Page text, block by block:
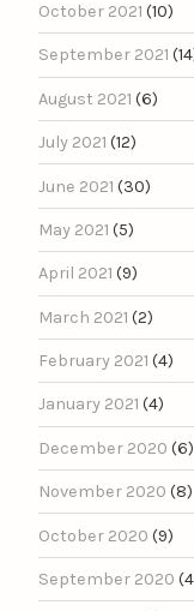
October 2021 (10)
September 2021
August 2021 (6)
July 2021 (12)
June 2021 (30)
May 2021 (5)
April 2021 (9)
March 2021 (2)
February 2021 (4)
January 2021 (4)
December 2020 (6)
November 2020 (8)
October 2020 (9)
September 2020